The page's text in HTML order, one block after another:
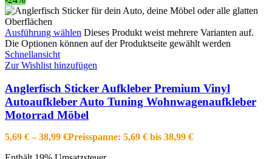
Ausführung wählen Dieses Produkt weist mehrere Varianten auf.
Die Optionen können auf der Produktseite gewählt werden
Schnellansicht
Zur Wishlist hinzufügen
Anglerfisch Sticker Aufkleber Premium Vinyl
Autoaufkleber Auto Tuning Wohnwagenaufkleber
Motorrad Möbel
5,69 € –38,99 €Preisspanne: 5,69 € bis 38,99 €